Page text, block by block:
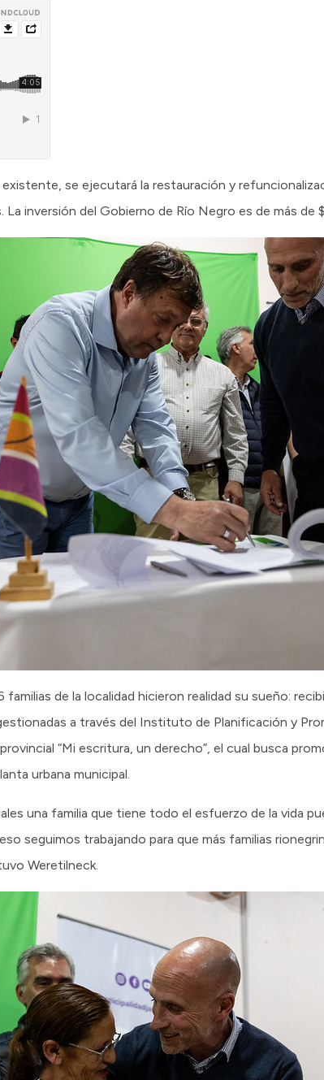
se ejecutará la restauración y
inversión del Gobierno de Río Negro es de más de
familias de la localidad hicieron realidad su sueño:
a través del Instituto de Planificación y
“Mi escritura, un derecho”, el cual busca
urbana municipal.
una familia que tiene todo el esfuerzo de la vida
seguimos trabajando para que más familias
Weretilneck.